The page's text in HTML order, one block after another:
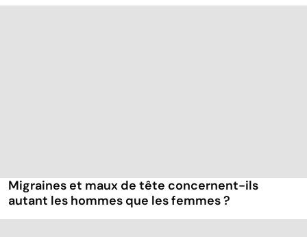
Migraines et maux de tête concernent-ils
autant les hommes que les femmes ?